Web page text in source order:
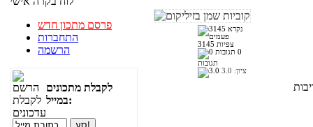
פרסם מתכון חדש
התחברות
הרשמה
לקבלת מתכונים
במייל:
3145 צפיות
0
תגובות
ציון: 3.0